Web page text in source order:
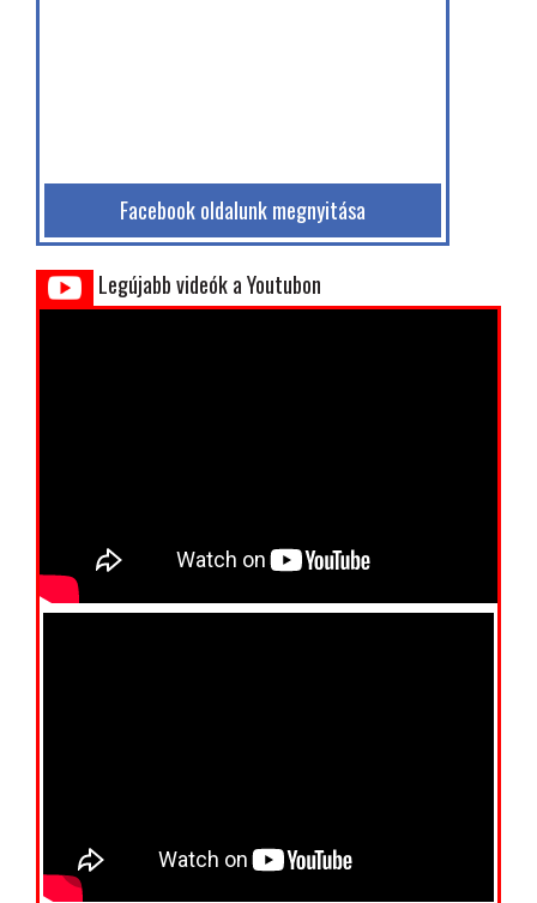
Facebook oldalunk megnyitása
Legújabb videók a Youtubon